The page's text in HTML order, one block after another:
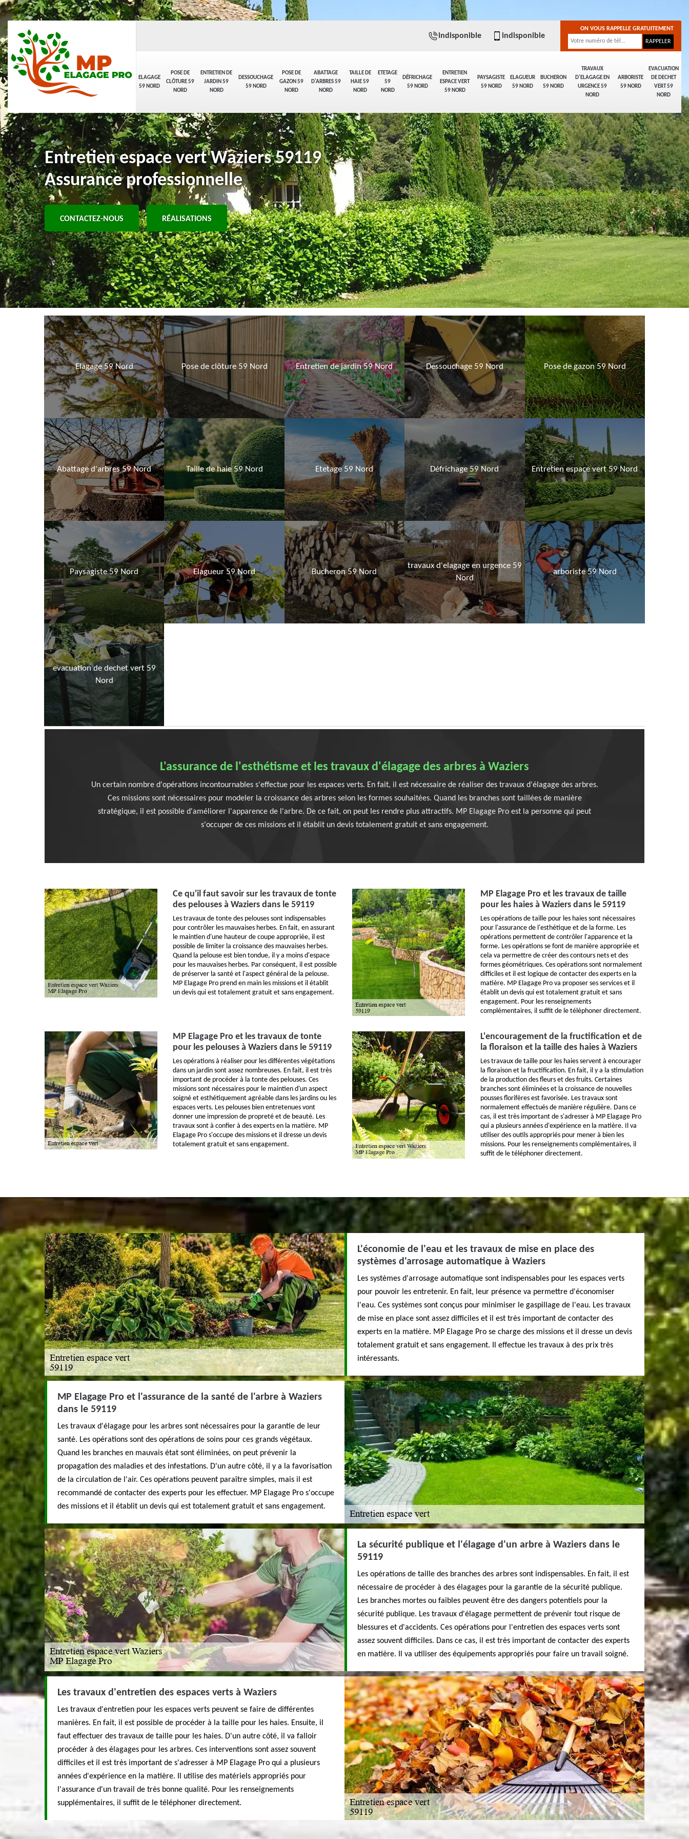
ELAGAGE
59 NORD
POSE DE
CLÔTURE 59
NORD
ENTRETIEN DE
JARDIN 59
NORD
DESSOUCHAGE
59 NORD
POSE DE
GAZON 59
NORD
ABATTAGE
D'ARBRES 59
NORD
TAILLE DE
HAIE 59
NORD
ETETAGE
59
NORD
DÉFRICHAGE
59 NORD
ENTRETIEN
ESPACE VERT
59 NORD
PAYSAGISTE
59 NORD
ELAGUEUR
59 NORD
BUCHERON
59 NORD
TRAVAUX
D'ELAGAGE EN
URGENCE 59
NORD
ARBORISTE
59 NORD
EVACUATION
DE DECHET
VERT 59
NORD
indisponible indisponible
ON VOUS RAPPELLE GRATUITEMENT
Entretien espace vert Waziers 59119
Assurance professionnelle
CONTACTEZ-NOUS RÉALISATIONS
Elagage 59 Nord Pose de clôture 59 Nord Entretien de jardin 59 Nord Dessouchage 59 Nord Pose de gazon 59 Nord
Abattage d'arbres 59 Nord Taille de haie 59 Nord Etetage 59 Nord Défrichage 59 Nord Entretien espace vert 59 Nord
Paysagiste 59 Nord Elagueur 59 Nord Bucheron 59 Nord
travaux d'elagage en urgence 59
Nord
arboriste 59 Nord
evacuation de dechet vert 59
Nord
L'assurance de l'esthétisme et les travaux d'élagage des arbres à Waziers
Un certain nombre d'opérations incontournables s'effectue pour les espaces verts. En fait, il est nécessaire de réaliser des travaux d'élagage des arbres.
Ces missions sont nécessaires pour modeler la croissance des arbres selon les formes souhaitées. Quand les branches sont taillées de manière
stratégique, il est possible d'améliorer l'apparence de l'arbre. De ce fait, on peut les rendre plus attractifs. MP Elagage Pro est la personne qui peut
s'occuper de ces missions et il établit un devis totalement gratuit et sans engagement.
Ce qu'il faut savoir sur les travaux de tonte
des pelouses à Waziers dans le 59119
Les travaux de tonte des pelouses sont indispensables
pour contrôler les mauvaises herbes. En fait, en assurant
le maintien d'une hauteur de coupe appropriée, il est
possible de limiter la croissance des mauvaises herbes.
Quand la pelouse est bien tondue, il y a moins d'espace
pour les mauvaises herbes. Par conséquent, il est possible
de préserver la santé et l'aspect général de la pelouse.
MP Elagage Pro prend en main les missions et il établit
un devis qui est totalement gratuit et sans engagement.
MP Elagage Pro et les travaux de taille
pour les haies à Waziers dans le 59119
Les opérations de taille pour les haies sont nécessaires
pour l'assurance de l'esthétique et de la forme. Les
opérations permettent de contrôler l'apparence et la
forme. Les opérations se font de manière appropriée et
cela va permettre de créer des contours nets et des
formes géométriques. Ces opérations sont normalement
difficiles et il est logique de contacter des experts en la
matière. MP Elagage Pro va proposer ses services et il
établit un devis qui est totalement gratuit et sans
engagement. Pour les renseignements
complémentaires, il suffit de le téléphoner directement.
MP Elagage Pro et les travaux de tonte
pour les pelouses à Waziers dans le 59119
Les opérations à réaliser pour les différentes végétations
dans un jardin sont assez nombreuses. En fait, il est très
important de procéder à la tonte des pelouses. Ces
missions sont nécessaires pour le maintien d'un aspect
soigné et esthétiquement agréable dans les jardins ou les
espaces verts. Les pelouses bien entretenues vont
donner une impression de propreté et de beauté. Les
travaux sont à confier à des experts en la matière. MP
Elagage Pro s'occupe des missions et il dresse un devis
totalement gratuit et sans engagement.
L'encouragement de la fructification et de
la floraison et la taille des haies à Waziers
Les travaux de taille pour les haies servent à encourager
la floraison et la fructification. En fait, il y a la stimulation
de la production des fleurs et des fruits. Certaines
branches sont éliminées et la croissance de nouvelles
pousses florifères est favorisée. Les travaux sont
normalement effectués de manière régulière. Dans ce
cas, il est très important de s'adresser à MP Elagage Pro
qui a plusieurs années d'expérience en la matière. Il va
utiliser des outils appropriés pour mener à bien les
missions. Pour les renseignements complémentaires, il
suffit de le téléphoner directement.
L'économie de l'eau et les travaux de mise en place des
systèmes d'arrosage automatique à Waziers
Les systèmes d'arrosage automatique sont indispensables pour les espaces verts
pour pouvoir les entretenir. En fait, leur présence va permettre d'économiser
l'eau. Ces systèmes sont conçus pour minimiser le gaspillage de l'eau. Les travaux
de mise en place sont assez difficiles et il est très important de contacter des
experts en la matière. MP Elagage Pro se charge des missions et il dresse un devis
totalement gratuit et sans engagement. Il effectue les travaux à des prix très
intéressants.
MP Elagage Pro et l'assurance de la santé de l'arbre à Waziers
dans le 59119
Les travaux d'élagage pour les arbres sont nécessaires pour la garantie de leur
santé. Les opérations sont des opérations de soins pour ces grands végétaux.
Quand les branches en mauvais état sont éliminées, on peut prévenir la
propagation des maladies et des infestations. D'un autre côté, il y a la favorisation
de la circulation de l'air. Ces opérations peuvent paraître simples, mais il est
recommandé de contacter des experts pour les effectuer. MP Elagage Pro s'occupe
des missions et il établit un devis qui est totalement gratuit et sans engagement.
La sécurité publique et l'élagage d'un arbre à Waziers dans le
59119
Les opérations de taille des branches des arbres sont indispensables. En fait, il est
nécessaire de procéder à des élagages pour la garantie de la sécurité publique.
Les branches mortes ou faibles peuvent être des dangers potentiels pour la
sécurité publique. Les travaux d'élagage permettent de prévenir tout risque de
blessures et d'accidents. Ces opérations pour l'entretien des espaces verts sont
assez souvent difficiles. Dans ce cas, il est très important de contacter des experts
en matière. Il va utiliser des équipements appropriés pour faire un travail soigné.
Les travaux d'entretien des espaces verts à Waziers
Les travaux d'entretien pour les espaces verts peuvent se faire de différentes
manières. En fait, il est possible de procéder à la taille pour les haies. Ensuite, il
faut effectuer des travaux de taille pour les haies. D'un autre côté, il va falloir
procéder à des élagages pour les arbres. Ces interventions sont assez souvent
difficiles et il est très important de s'adresser à MP Elagage Pro qui a plusieurs
années d'expérience en la matière. Il utilise des matériels appropriés pour
l'assurance d'un travail de très bonne qualité. Pour les renseignements
supplémentaires, il suffit de le téléphoner directement.